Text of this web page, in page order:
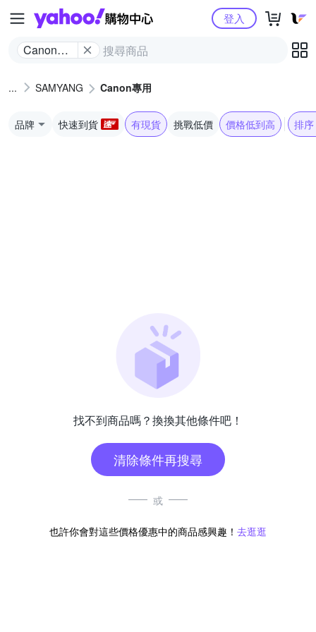
Yahoo購物中心
Canon專
登入
SAMYANG Canon專用
品牌 快速到貨 有現貨 挑戰低價 價格低到高 排序
找不到商品嗎？換換其他條件吧！
清除條件再搜尋
或
也許你會對這些價格優惠中的商品感興趣！ 去逛逛